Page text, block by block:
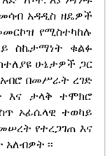
አዳዲስ ዘዴዎች
የሚስተካከሉ
ስኬታማነት ቁልፉ
ሁኔታዎች ጋር
በመሥራት ረገድ
እና ታላቅ ተሞክሮ
ኦፊሴላዊ ተወካይ
የተረጋገጠ እና
፡፡